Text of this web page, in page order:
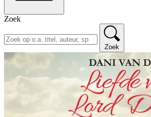
Zoek
Zoek